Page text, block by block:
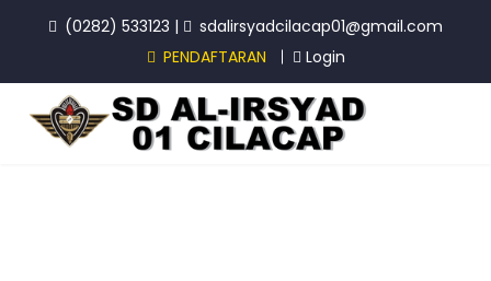
(0282) 533123 |
sdalirsyadcilacap01@gmail.com
PENDAFTARAN
Login